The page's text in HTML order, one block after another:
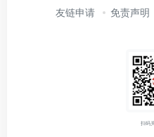
友链申请 免责声明
扫码